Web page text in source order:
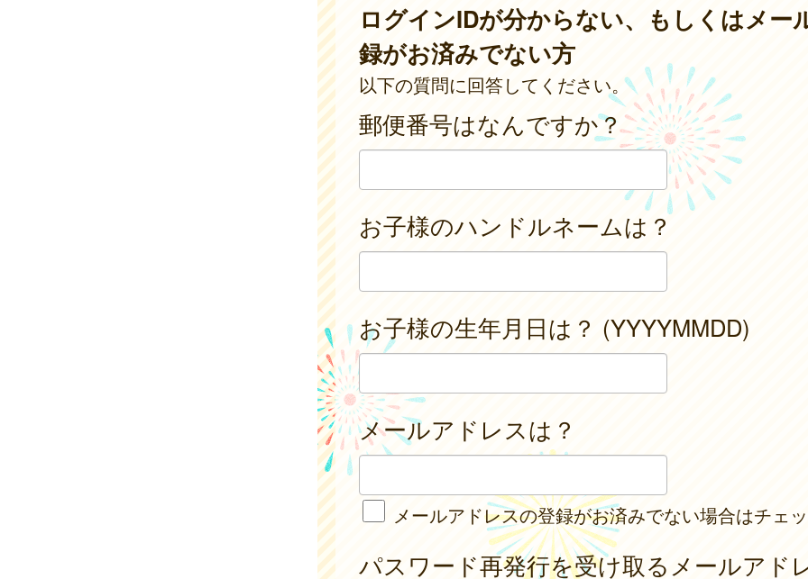
ログインIDが分からない、もしくはメー
録がお済みでない方
以下の質問に回答してください。
郵便番号はなんですか？
お子様のハンドルネームは？
お子様の生年月日は？ (YYYYMMDD)
メールアドレスは？
メールアドレスの登録がお済みでない場合はチェ
パスワード再発行を受け取るメールアド